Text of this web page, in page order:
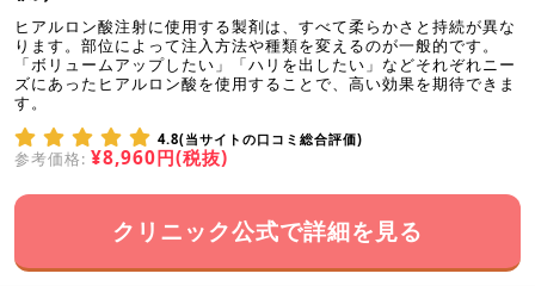
ヒアルロン酸注射に使用する製剤は、すべて柔らかさと持続が異な
ります。部位によって注入方法や種類を変えるのが一般的です。
「ボリュームアップしたい」「ハリを出したい」などそれぞれニー
ズにあったヒアルロン酸を使用することで、高い効果を期待できま
す。
4.8(当サイトの口コミ総合評価)
参考価格: ¥8,960円(税抜)
クリニック公式で詳細を見る